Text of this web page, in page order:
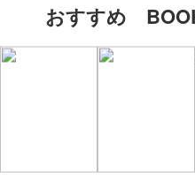
おすすめ